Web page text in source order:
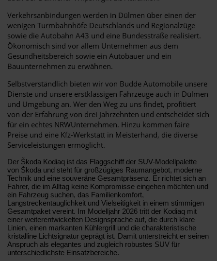
Verkehrsanbindungen werden in Dülmen über einen der
wenigen Turmbahnhöfe Deutschlands und Regionalzüge
sowie die Autobahn A43 und eine Bundesstraße realisiert.
Ökonomisch sind vor allem Unternehmen aus dem
Gesundheitsbereich sowie ein Autobauer und ein
Bauunternehmen zu erwähnen.
Selbstverständlich bieten wir von Budde Automobile unsere
Dienste und unsere erstklassigen Fahrzeuge auch in Dülmen
und Umgebung an. Wer den Weg zu uns findet, profitiert
von der Erfahrung von drei Jahrzehnten und entscheidet sich
für ein echtes NRWUnternehmen. Hinzu kommen faire
Preise und eine Kfz-Werkstatt in Meisterhand, die diverse
Serviceleistungen ermöglicht.
Der Škoda Kodiaq ist das Flaggschiff der SUV-Modellpalette
von Škoda und steht für großzügiges Raumangebot, moderne
Technik und eine souveräne Gesamtpräsenz. Er richtet sich an
Fahrer, die im Alltag keine Kompromisse eingehen möchten und
ein Fahrzeug suchen, das Familienkomfort,
Langstreckentauglichkeit und Vielseitigkeit in einem stimmigen
Gesamtpaket vereint. Im Modelljahr 2026 tritt der Kodiaq mit
einer weiterentwickelten Designsprache auf, die durch klare
Linien, einen markanten Kühlergrill und die charakteristische
kristalline Lichtsignatur geprägt ist. Damit unterstreicht er seinen
Anspruch als elegantes und zugleich robustes SUV für
unterschiedlichste Einsatzbereiche.